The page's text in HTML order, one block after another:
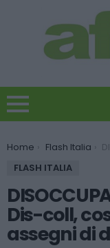
You are here:
Home Flash Italia
FLASH ITALIA
Dis-coll,
assegni di